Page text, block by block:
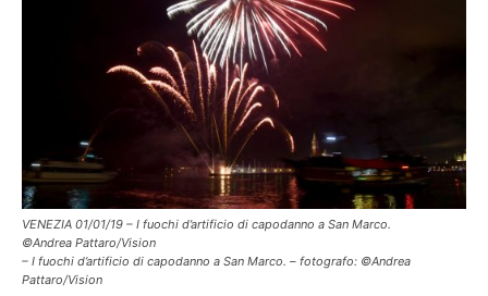
VENEZIA 01/01/19 – I fuochi d’artificio di capodanno a San Marco.
©Andrea Pattaro/Vision
– I fuochi d’artificio di capodanno a San Marco. – fotografo: ©Andrea
Pattaro/Vision